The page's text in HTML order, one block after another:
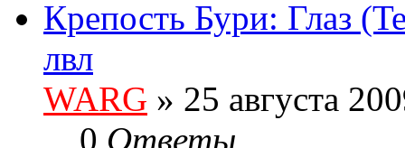
Крепость Бури: Глаз
лвл
WARG » 25 августа
0 Ответы